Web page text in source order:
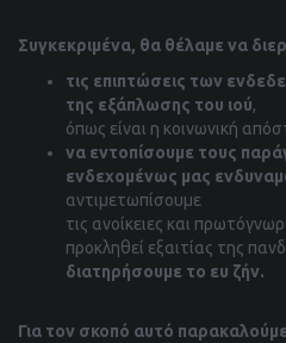
Συγκεκριμένα, θα θέλαμε να
τις επιπτώσεις των
της εξάπλωσης του ιού,
όπως είναι η κοινωνική
να εντοπίσουμε τους
ενδεχομένως μας
αντιμετωπίσουμε
τις ανοίκειες και
προκληθεί εξαιτίας της
διατηρήσουμε το ευ ζήν.
Για τον σκοπό αυτό